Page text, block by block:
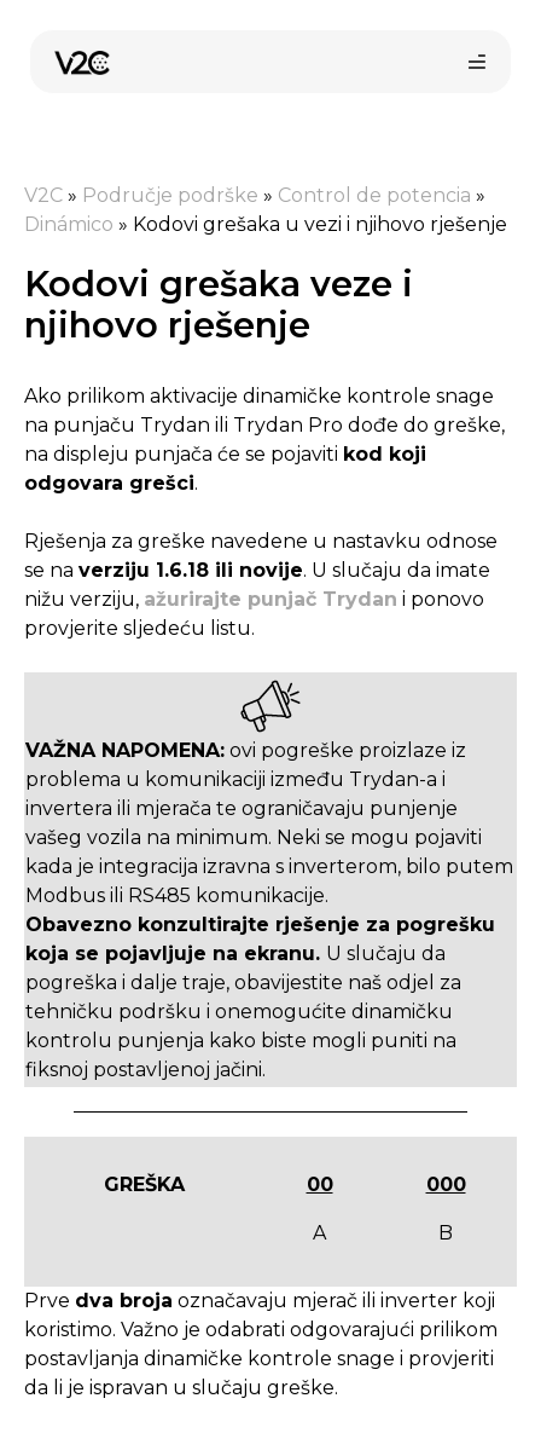
sadržaj
V2C » Područje podrške » Control de potencia »
Dinámico » Kodovi grešaka u vezi i njihovo rješenje
Kodovi grešaka veze i
njihovo rješenje
Ako prilikom aktivacije dinamičke kontrole snage
na punjaču Trydan ili Trydan Pro dođe do greške,
na displeju punjača će se pojaviti kod koji
odgovara grešci.
Rješenja za greške navedene u nastavku odnose
se na verziju 1.6.18 ili novije. U slučaju da imate
nižu verziju, ažurirajte punjač Trydan i ponovo
provjerite sljedeću listu.
VAŽNA NAPOMENA: ovi pogreške proizlaze iz
problema u komunikaciji između Trydan-a i
invertera ili mjerača te ograničavaju punjenje
vašeg vozila na minimum. Neki se mogu pojaviti
kada je integracija izravna s inverterom, bilo putem
Modbus ili RS485 komunikacije.
Obavezno konzultirajte rješenje za pogrešku
koja se pojavljuje na ekranu. U slučaju da
pogreška i dalje traje, obavijestite naš odjel za
tehničku podršku i onemogućite dinamičku
kontrolu punjenja kako biste mogli puniti na
fiksnoj postavljenoj jačini.
GREŠKA 00 000
A B
Prve dva broja označavaju mjerač ili inverter koji
koristimo. Važno je odabrati odgovarajući prilikom
postavljanja dinamičke kontrole snage i provjeriti
da li je ispravan u slučaju greške.